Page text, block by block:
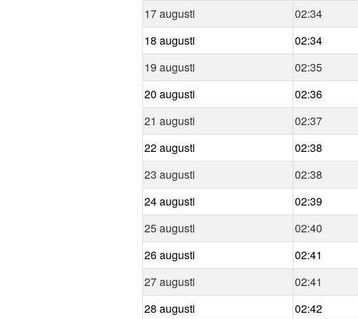
17 augusti
02:34
18 augusti
02:34
19 augusti
02:35
20 augusti
02:36
21 augusti
02:37
22 augusti
02:38
23 augusti
02:38
24 augusti
02:39
25 augusti
02:40
26 augusti
02:41
27 augusti
02:41
28 augusti
02:42